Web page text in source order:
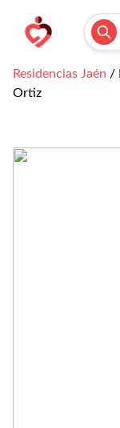
Residencias Jaén /
Ortiz